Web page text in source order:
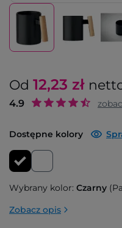
Od 12,23 zł
4.9
Dostępne kolory
Wybrany kolor: Czarny
Zobacz opis